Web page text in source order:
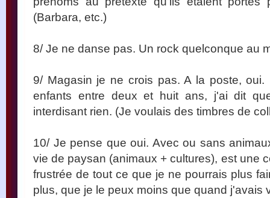
(Barbara, etc.)
8/ Je ne danse pas. Un rock quelconque au
9/ Magasin je ne crois pas. A la poste,
enfants entre deux et huit ans, j'ai dit
interdisant rien. (Je voulais des timbres de
10/ Je pense que oui. Avec ou sans
vie de paysan (animaux + cultures), est une
frustrée de tout ce que je ne pourrais plus
plus, que je le peux moins que quand j'avais